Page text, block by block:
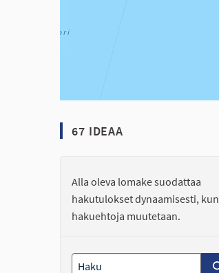
67 IDEAA
Alla oleva lomake suodattaa
hakutulokset dynaamisesti, kun
hakuehtoja muutetaan.